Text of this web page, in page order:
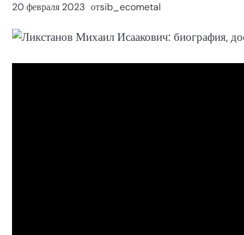
20 февраля 2023 отsib_ecometal